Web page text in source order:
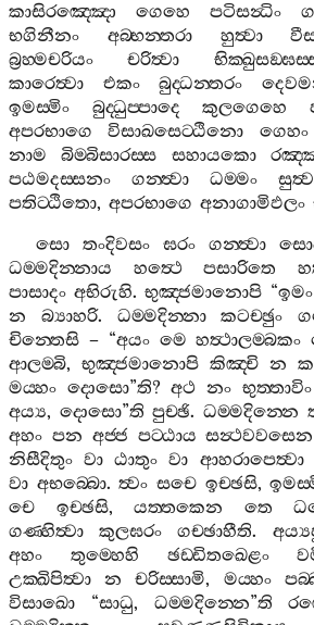
කාසිරඤ‍්ඤො
ගෙහෙ පටිසන්‍ධිං
භගිනීනං
අබ‍්භන‍්තරා හුත්‍වා
බ්‍රහ‍්මචරියං
චරිත්‍වා
කාරෙත්‍වා
එකං බුද‍්ධන‍්තරං
ඉමස‍්මිං
බුද‍්ධුප‍්පාදෙ කුලගෙහෙ
අපරභාගෙ
විසාඛසෙට‍්ඨිනො ගෙහං
නාම
බිම‍්බිසාරස‍්ස සහායකො
පඨමදස‍්සනං
ගන‍්ත්‍වා ධම‍්මං
පතිට‍්ඨිතො, අපරභාගෙ අනාගාමිඵලං
සො
තංදිවසං ඝරං ගන‍්ත්‍වා
ධම‍්මදින‍්නාය
හත්‍ථෙ පසාරිතෙ
පාසාදං අභිරුහි.භුඤ‍්ජමානොපි “ඉමං
න
බ්‍යාහරි. ධම‍්මදින‍්නා කටච‍්ඡුං
චින‍්තෙසි – “අයං මෙ හත්‍ථාලම‍්බකං
ආලම‍්බි, භුඤ‍්ජමානොපි කිඤ‍්චි න
මය‍්හං දොසො”ති?අථ නං භුත‍්තාවිං
අය්‍ය, දොසො”ති පුච‍්ඡි.ධම‍්මදින‍්නෙ
අහං පන අජ‍්ජ පට‍්ඨාය සන්‍ථවවසෙන
නිසීදිතුං වා ඨාතුං වා ආහරාපෙත්‍වා
වා අභබ‍්බො.ත්‍වං සචෙ ඉච‍්ඡසි,
චෙ
ඉච‍්ඡසි, යත‍්තකෙන තෙ
ගණ‍්හිත්‍වා
කුලඝරං ගච‍්ඡාහීති.
අහං
තුම‍්හෙහි ඡඩ‍්ඩිතඛෙළං
උක‍්ඛිපිත්‍වා
න චරිස‍්සාමි, මය‍්හං
විසාඛො “සාධු, ධම‍්මදින‍්නෙ”ති